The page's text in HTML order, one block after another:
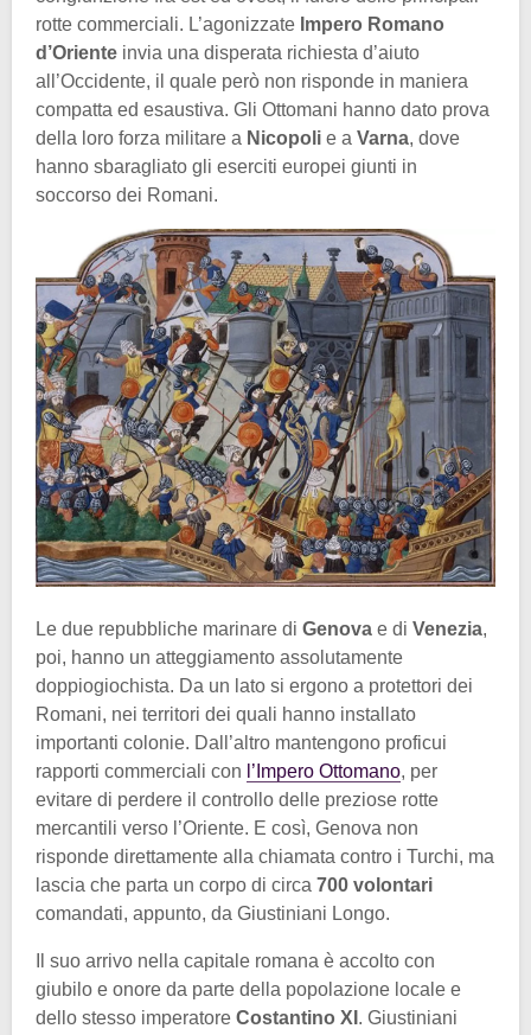
rotte commerciali. L’agonizzate Impero Romano
d’Oriente invia una disperata richiesta d’aiuto
all’Occidente, il quale però non risponde in maniera
compatta ed esaustiva. Gli Ottomani hanno dato prova
della loro forza militare a Nicopoli e a Varna, dove
hanno sbaragliato gli eserciti europei giunti in
soccorso dei Romani.
Le due repubbliche marinare di Genova e di Venezia,
poi, hanno un atteggiamento assolutamente
doppiogiochista. Da un lato si ergono a protettori dei
Romani, nei territori dei quali hanno installato
importanti colonie. Dall’altro mantengono proficui
rapporti commerciali con l’Impero Ottomano, per
evitare di perdere il controllo delle preziose rotte
mercantili verso l’Oriente. E così, Genova non
risponde direttamente alla chiamata contro i Turchi, ma
lascia che parta un corpo di circa 700 volontari
comandati, appunto, da Giustiniani Longo.
Il suo arrivo nella capitale romana è accolto con
giubilo e onore da parte della popolazione locale e
dello stesso imperatore Costantino XI . Giustiniani